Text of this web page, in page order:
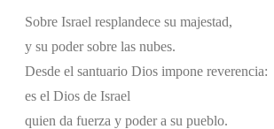
Sobre Israel resplandece su majestad,
y su poder sobre las nubes.
Desde el santuario Dios impone reverencia:
es el Dios de Israel
quien da fuerza y poder a su pueblo.